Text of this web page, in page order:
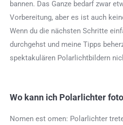
bannen. Das Ganze bedarf zwar
Vorbereitung, aber es ist auch
Wenn du die nächsten Schritte
durchgehst und meine Tipps
spektakulären Polarlichtbildern
Wo kann ich Polarlichter
Nomen est omen: Polarlichter